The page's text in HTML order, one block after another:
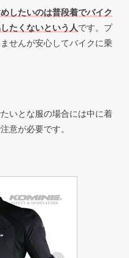
したいのは普段着でバイク
たくないという人です。プ
せんが安心してバイクに乗
いとな服の場合には中に着
意が必要です。